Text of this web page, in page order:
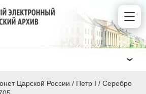
Царской России / Пeтр I / Серебро